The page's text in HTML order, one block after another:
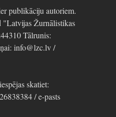
publikāciju autoriem.
"Latvijas Žurnālistikas
Tālrunis:
info@lzc.lv /
skatiet:
/ e-pasts